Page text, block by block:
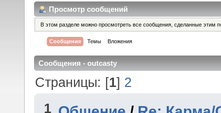
Просмотр сообщений
В этом разделе можно просмотреть все сообщения, сделанные этим
Сообщения Темы Вложения
Сообщения - outcasty
Страницы: [1] 2
1